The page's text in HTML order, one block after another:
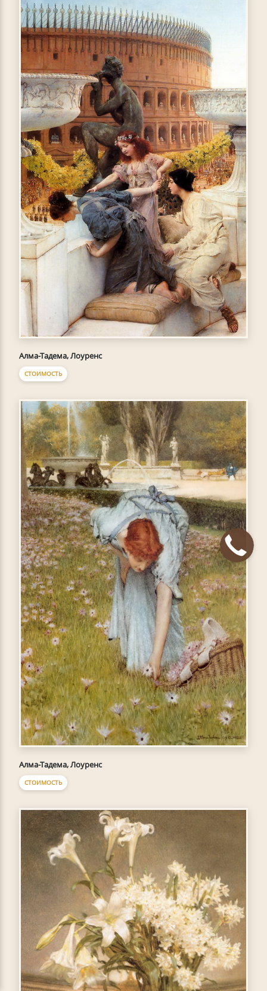
Алма-Тадема, Лоуренс
СТОИМОСТЬ
Алма-Тадема, Лоуренс
СТОИМОСТЬ